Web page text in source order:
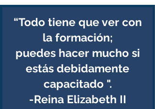
“Todo tiene que ver con
la formación;
puedes hacer mucho si
estás debidamente
capacitado ".
-Reina Elizabeth II